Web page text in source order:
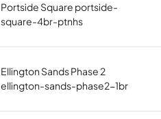
Portside Square portside-
square-4br-ptnhs
Ellington Sands Phase 2
ellington-sands-phase2-1br